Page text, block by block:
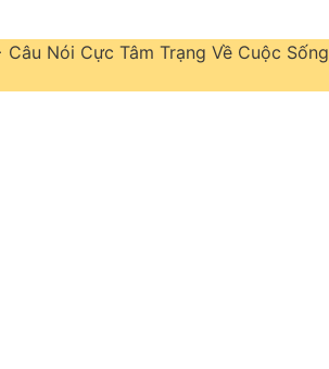
Nói Cực Tâm Trạng Về Cuộc Sống